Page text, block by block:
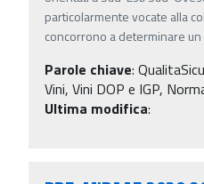
particolarmente vocate alla
concorrono a determinare
Parole chiave:
Vini, Vini DOP e IGP,
Ultima modifica: